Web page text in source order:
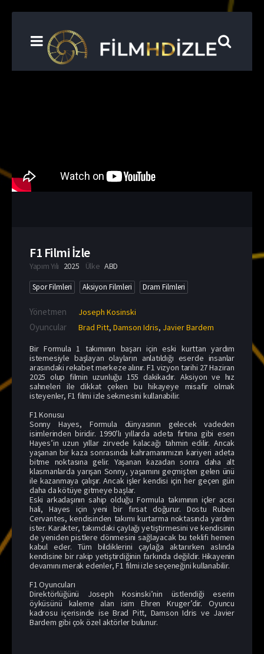
F1 Filmi İzle
Yapım Yılı 2025 Ülke ABD
Spor Filmleri Aksiyon Filmleri Dram Filmleri
Yönetmen Joseph Kosinski
Oyuncular Brad Pitt, Damson Idris, Javier Bardem
Bir Formula 1 takımının başarı için eski kurttan yardım
istemesiyle başlayan olayların anlatıldığı eserde insanlar
arasındaki rekabet merkeze alınır. F1 vizyon tarihi 27 Haziran
2025 olup filmin uzunluğu 155 dakikadır. Aksiyon ve hız
sahneleri ile dikkat çeken bu hikayeye misafir olmak
isteyenler, F1 filmi izle sekmesini kullanabilir.
F1 Konusu
Sonny Hayes, Formula dünyasının gelecek vadeden
isimlerinden biridir. 1990’lı yıllarda adeta fırtına gibi esen
Hayes’in uzun yıllar zirvede kalacağı tahmin edilir. Ancak
yaşanan bir kaza sonrasında kahramanımızın kariyeri adeta
bitme noktasına gelir. Yaşanan kazadan sonra daha alt
klasmanlarda yarışan Sonny, yaşamını geçmişten gelen ünü
ile kazanmaya çalışır. Ancak işler kendisi için her geçen gün
daha da kötüye gitmeye başlar.
Eski arkadaşının sahip olduğu Formula takımının içler acısı
hali, Hayes için yeni bir fırsat doğurur. Dostu Ruben
Cervantes, kendisinden takımı kurtarma noktasında yardım
ister. Karakter, takımdaki çaylağı yetiştirmesini ve kendisinin
de yeniden pistlere dönmesini sağlayacak bu teklifi hemen
kabul eder. Tüm bildiklerini çaylağa aktarırken aslında
kendisine bir rakip yetiştirdiğinin farkında değildir. Hikayenin
devamını merak edenler, F1 filmi izle seçeneğini kullanabilir.
F1 Oyuncuları
Direktörlüğünü Joseph Kosinski’nin üstlendiği eserin
öyküsünü kaleme alan isim Ehren Kruger’dir. Oyuncu
kadrosu içerisinde ise Brad Pitt, Damson Idris ve Javier
Bardem gibi çok özel aktörler bulunur.